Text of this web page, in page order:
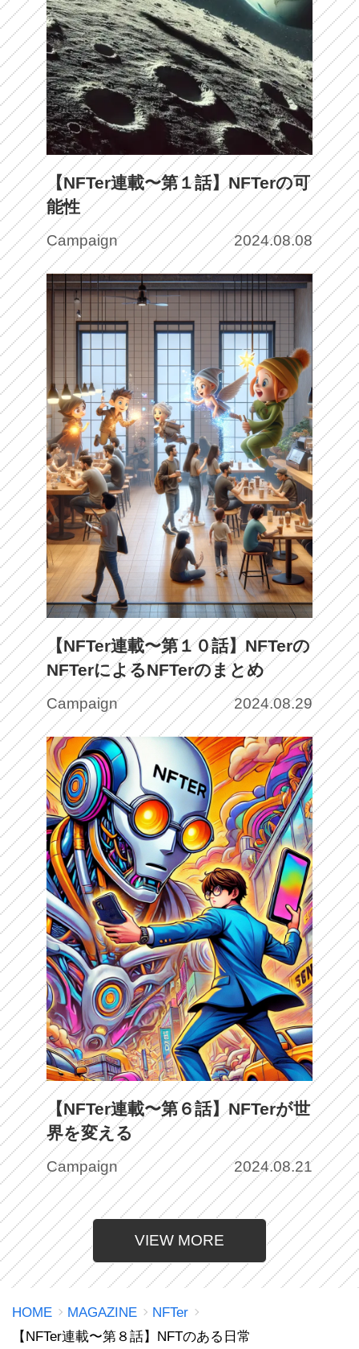
【NFTer連載〜第１話】NFTerの可
能性
Campaign 2024.08.08
【NFTer連載〜第１０話】NFTerの
NFTerによるNFTerのまとめ
Campaign 2024.08.29
【NFTer連載〜第６話】NFTerが世
界を変える
Campaign 2024.08.21
VIEW MORE
HOME MAGAZINE
NFTer
【NFTer連載〜第８話】NFTのある日常